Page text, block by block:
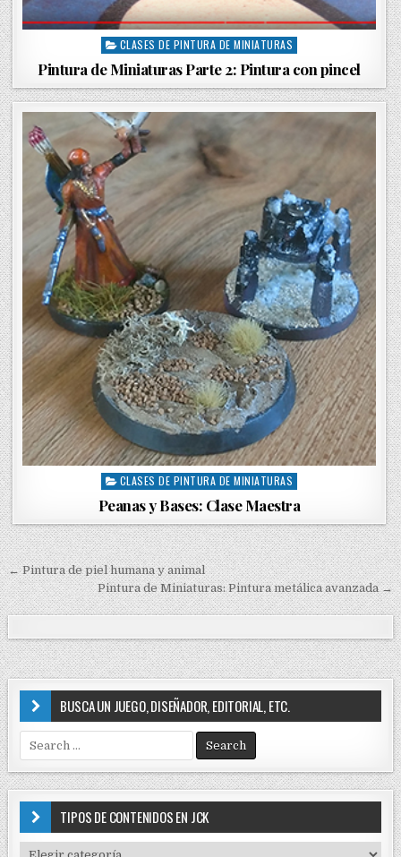
P
t
e
n
CLASES DE PINTURA DE MINIATURAS
Pintura de Miniaturas Parte 2: Pintura con pincel
P
o
t
e
d
i
n
CLASES DE PINTURA DE MINIATURAS
Peanas y Bases: Clase Maestra
N
a
v
e
g
a
c
i
ó
d
← Pintura de piel humana y animal
Pintura de Miniaturas: Pintura metálica avanzada →
BUSCA UN JUEGO, DISEÑADOR, EDITORIAL, ETC.
e
a
r
TIPOS DE CONTENIDOS EN JCK